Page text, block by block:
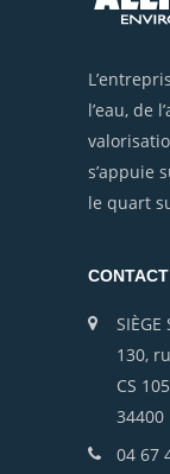
l’eau, de
s’appuie
le quart
CONTACT
SIÈGE
130,
CS
34400
04 67